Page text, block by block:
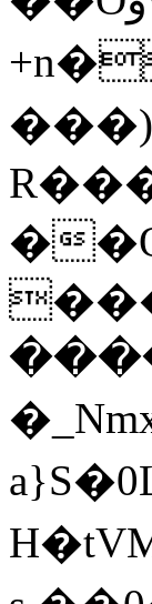
�
a}S�